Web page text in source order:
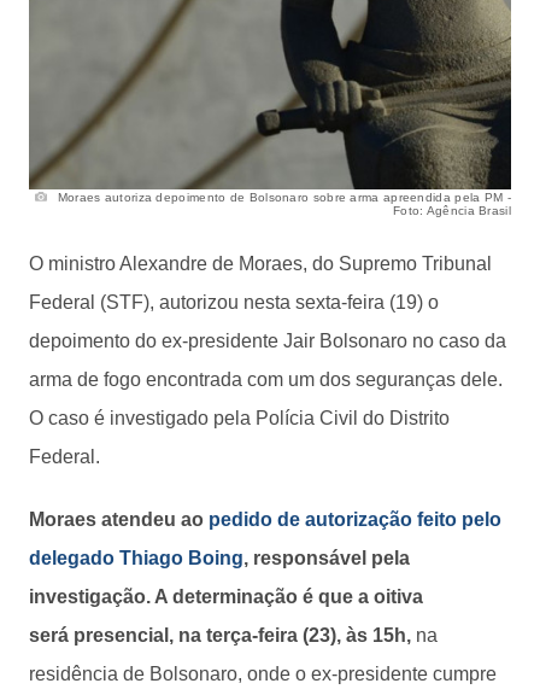
Moraes autoriza depoimento de Bolsonaro sobre arma apreendida pela PM -
Foto: Agência Brasil
O ministro Alexandre de Moraes, do Supremo Tribunal
Federal (STF), autorizou nesta sexta-feira (19) o
depoimento do ex-presidente Jair Bolsonaro no caso da
arma de fogo encontrada com um dos seguranças dele.
O caso é investigado pela Polícia Civil do Distrito
Federal.
Moraes atendeu ao pedido de autorização feito pelo
delegado Thiago Boing, responsável pela
investigação. A determinação é que a oitiva
será presencial, na terça-feira (23), às 15h, na
residência de Bolsonaro, onde o ex-presidente cumpre